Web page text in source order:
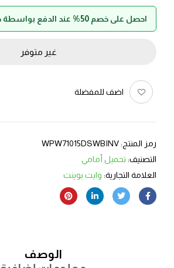
احصل على خصم 50% عند الدفع بواسطة حالا
غير متوفر
اضف للمفضلة
رمز المنتج:WPW71015DSWBINV
التصنيف: تحميل أمامي
العلامة التجارية: وايت بوينت
الوصف